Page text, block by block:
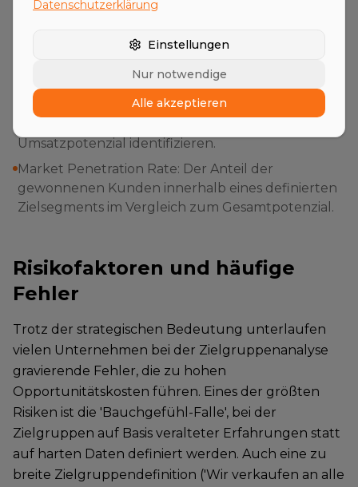
Zielgruppendefinition hin.
Customer Acquisition Cost (CAC): Sinken die CAC
Zielgruppenanalyse effizient.
Customer Lifetime Value (CLV): Die Analyse sollte
Umsatzpotenzial identifizieren.
Market Penetration Rate: Der Anteil der
gewonnenen Kunden innerhalb eines definierten
Zielsegments im Vergleich zum Gesamtpotenzial.
Risikofaktoren und häufige
Fehler
Trotz der strategischen Bedeutung unterlaufen
vielen Unternehmen bei der Zielgruppenanalyse
gravierende Fehler, die zu hohen
Opportunitätskosten führen. Eines der größten
Risiken ist die 'Bauchgefühl-Falle', bei der
Zielgruppen auf Basis veralteter Erfahrungen statt
auf harten Daten definiert werden. Auch eine zu
breite Zielgruppendefinition ('Wir verkaufen an alle
Datenschutzerklärung
Einstellungen
Nur notwendige
Alle akzeptieren